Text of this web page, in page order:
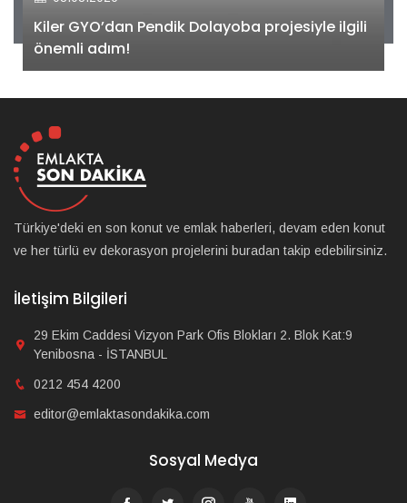
Kiler GYO’dan Pendik Dolayoba projesiyle ilgili
önemli adım!
Türkiye'deki en son konut ve emlak haberleri, devam eden konut
ve her türlü ev dekorasyon projelerini buradan takip edebilirsiniz.
İletişim Bilgileri
29 Ekim Caddesi Vizyon Park Ofis Blokları 2. Blok Kat:9
Yenibosna - İSTANBUL
0212 454 4200
editor@emlaktasondakika.com
Sosyal Medya